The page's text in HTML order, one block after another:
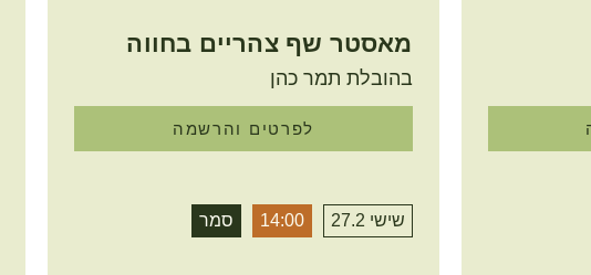
מאסטר שף צהריים בחווה
בהובלת תמר כהן
לפרטים והרשמה
שישי 27.2 14:00 סמר